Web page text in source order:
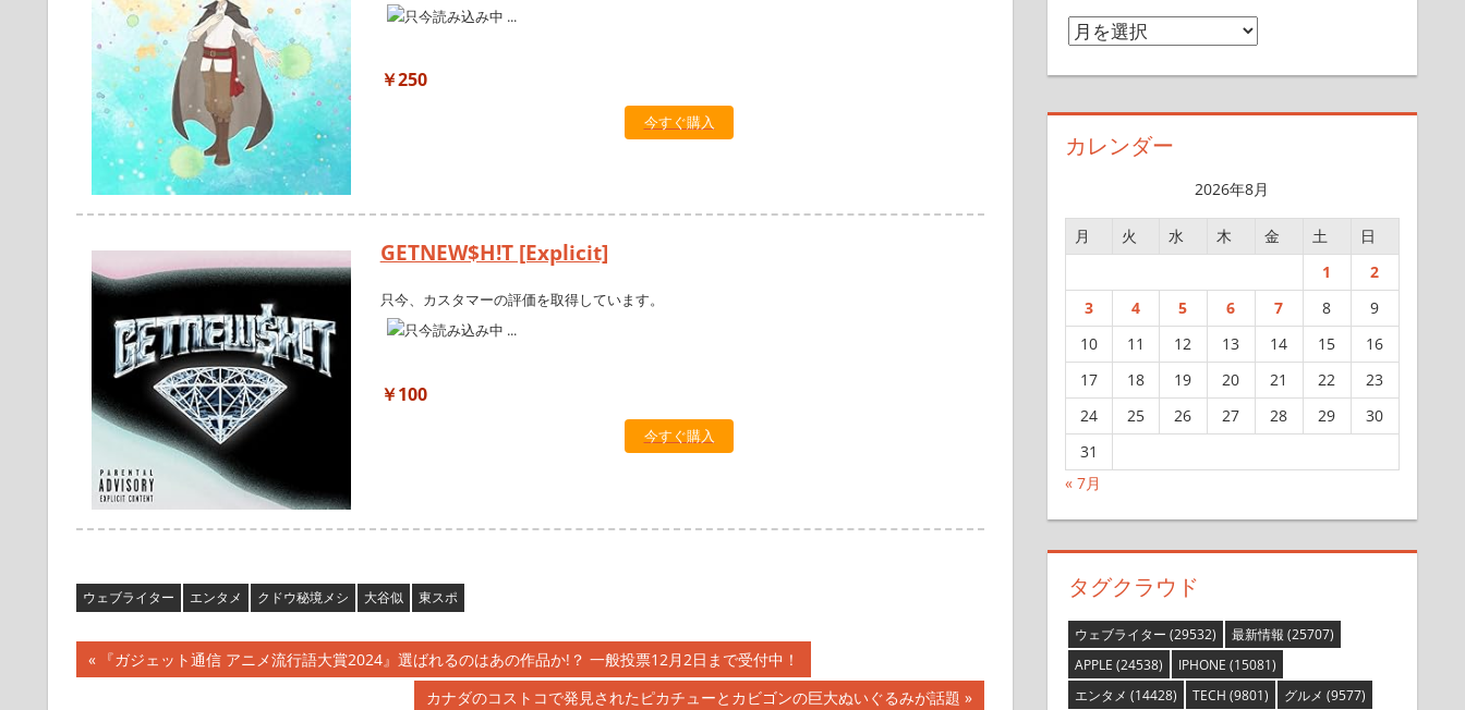
￥250
今すぐ購入
GETNEW$H!T [Explicit]
只今、カスタマーの評価を取得しています。
ウェブライター エンタメ クドウ秘境メシ 大谷似 東スポ
投 前
の
『ガジェット通信 アニメ流行語大賞2024』選ばれるのはあの作品か!？ 一般投票12月2日まで受付中！
次
カナダのコストコで発見されたピカチューとカビゴンの巨大ぬいぐるみが話題
ア
ブ
カレンダー
2026年8月
月 火 水 木 金 土
日
1
2
3
4 5 6 7 8
9
10
11 12 13 14 15
16
17
18 19 20 21 22
23
24
25 26 27 28 29
30
31
« 7月
タグクラウド
ウェブライター (29532) 最新情報 (25707)
APPLE (24538) IPHONE (15081)
エンタメ (14428) TECH (9801) グルメ (9577)